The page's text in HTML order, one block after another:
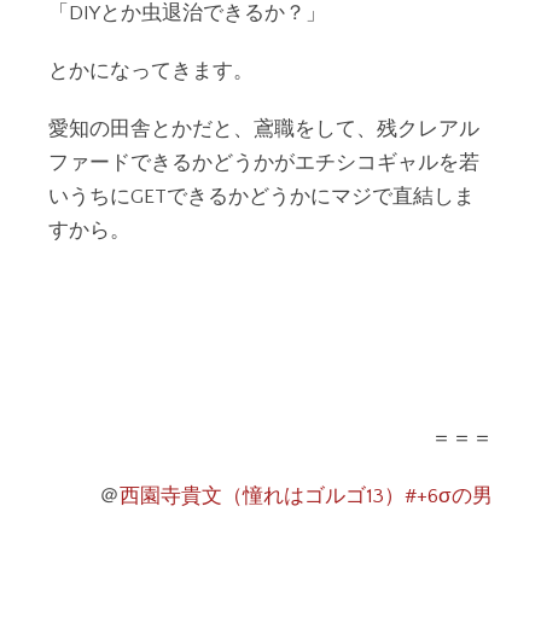
「DIYとか虫退治できるか？」
とかになってきます。
愛知の田舎とかだと、鳶職をして、残クレアル
ファードできるかどうかがエチシコギャルを若
いうちにGETできるかどうかにマジで直結しま
すから。
＝＝＝
＠西園寺貴文（憧れはゴルゴ13）#+6σの男